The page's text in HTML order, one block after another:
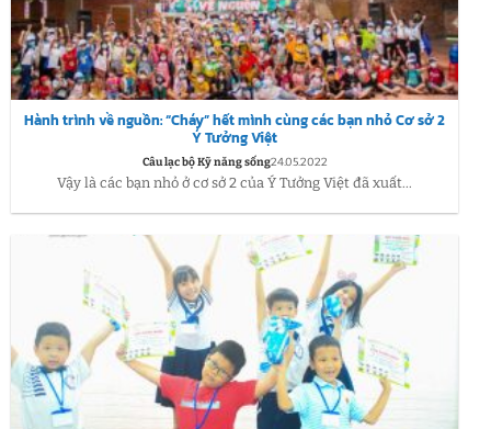
Hành trình về nguồn: “Cháy” hết mình cùng các bạn nhỏ Cơ sở 2
Ý Tưởng Việt
Câu lạc bộ Kỹ năng sống24.05.2022
Vậy là các bạn nhỏ ở cơ sở 2 của Ý Tưởng Việt đã xuất...